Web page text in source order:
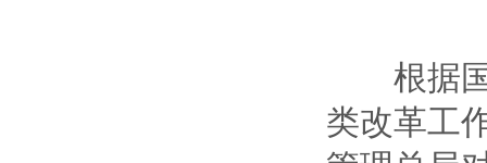
根据国
类改革工